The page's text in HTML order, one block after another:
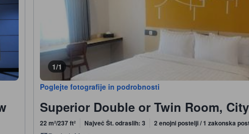
1/1
Poglejte fotografije in podrobnosti
Superior Double or Twin Room,
22 m²/237 ft² Največ Št. odraslih: 3 2 enojni postelji / 1 zakonska